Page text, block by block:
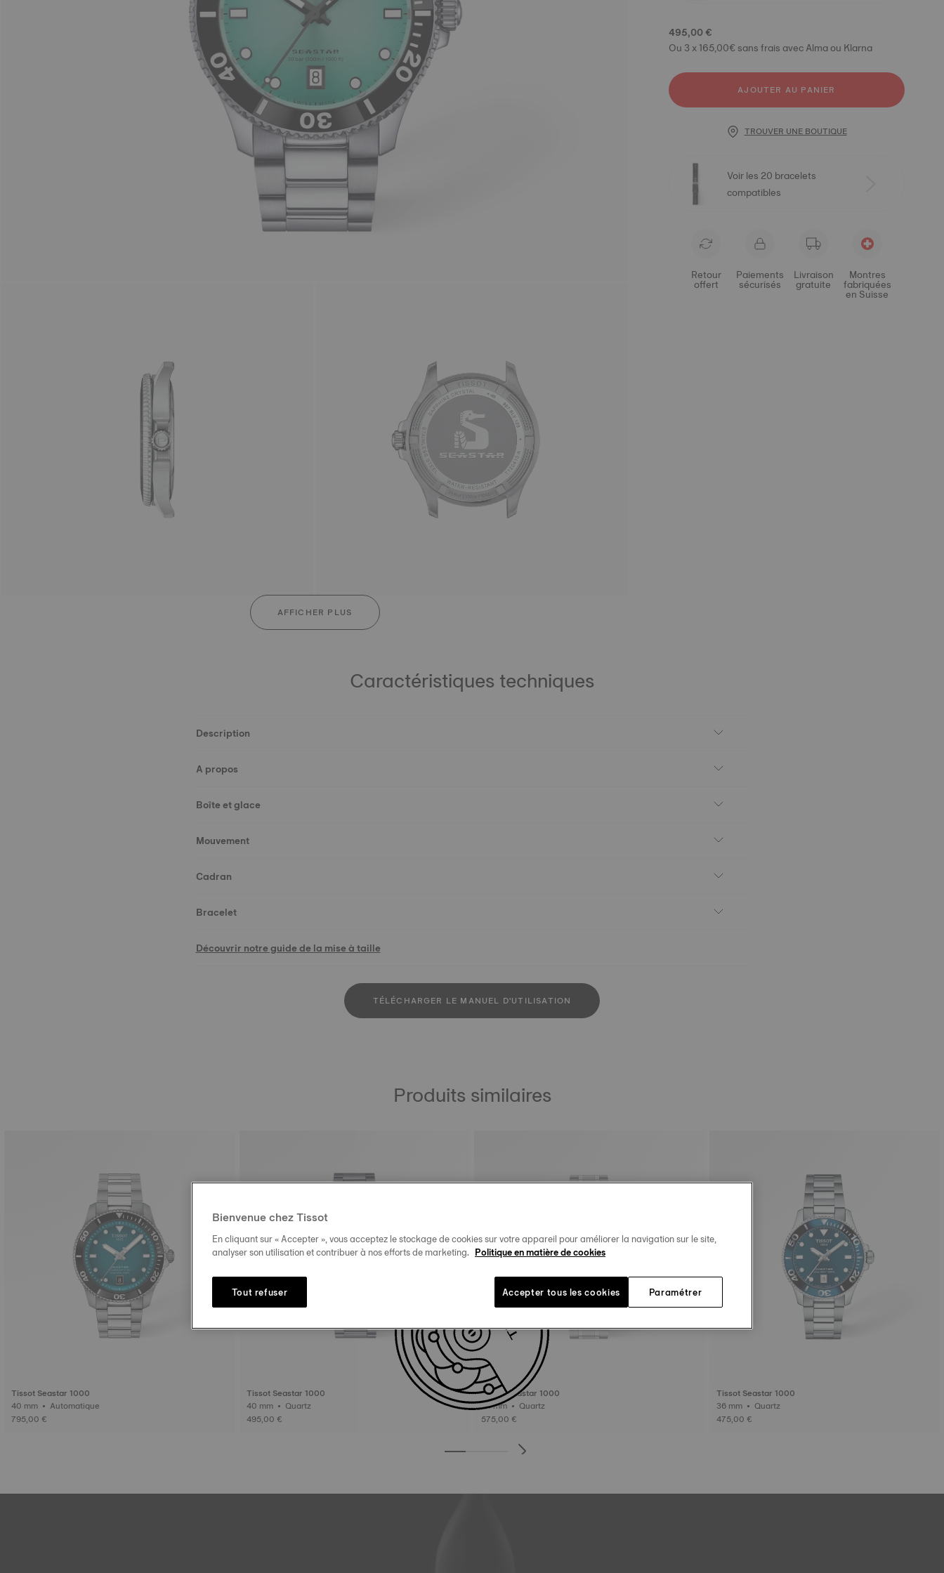
AFFICHER PLUS
495,00 €
Ou 3 x 165,00€ sans frais avec Alma ou Klarna
AJOUTER AU PANIER
TROUVER UNE BOUTIQUE
Voir les 20 bracelets
compatibles
Retour
offert
Paiements
sécurisés
Livraison
gratuite
Montres
fabriquées
en Suisse
Caractéristiques techniques
Description
A propos
Boîte et glace
Mouvement
Cadran
Bracelet
Découvrir notre guide de la mise à taille
TÉLÉCHARGER LE MANUEL D'UTILISATION
Produits similaires
Tissot Seastar 1000
40 mm • Automatique
795,00 €
Tissot Seastar 1000
40 mm • Quartz
495,00 €
Tissot Seastar 1000
38 mm • Quartz
575,00 €
Tissot Seastar 1000
36 mm • Quartz
475,00 €
Bienvenue chez Tissot
En cliquant sur « Accepter », vous acceptez le stockage de cookies sur votre appareil pour améliorer la navigation sur le site,
analyser son utilisation et contribuer à nos efforts de marketing. Politique en matière de cookies
Paramétrer
Tout refuser Accepter tous les cookies